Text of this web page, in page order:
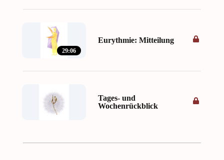
29:06
Eurythmie: Mitteilung
Tages- und
Wochenrückblick